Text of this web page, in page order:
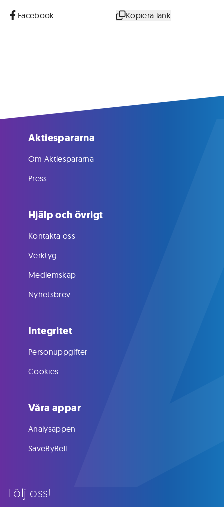
Facebook Kopiera länk
Följ oss!
Aktiespararna
Om Aktiespararna
Press
Hjälp och övrigt
Kontakta oss
Verktyg
Medlemskap
Nyhetsbrev
Integritet
Personuppgifter
Cookies
Våra appar
Analysappen
SaveByBell